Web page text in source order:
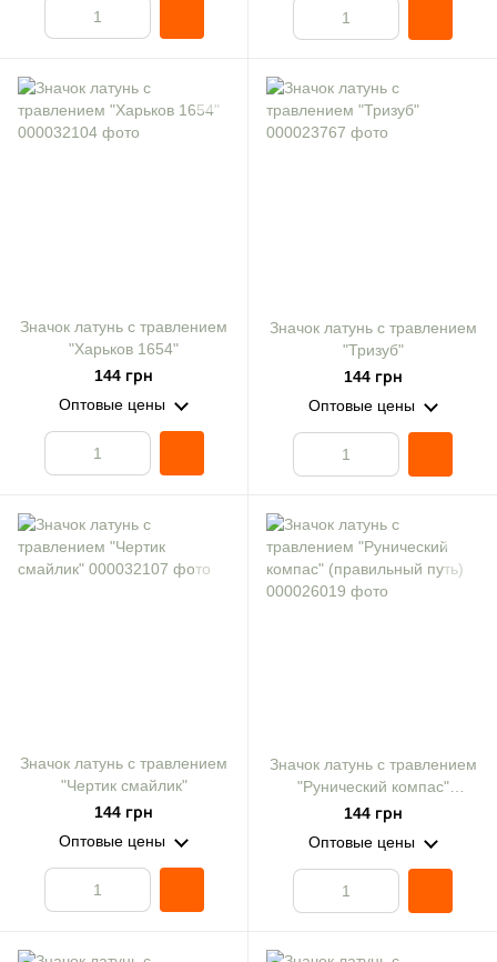
Значок латунь с травлением
"Харьков 1654"
144 грн
Оптовые цены
Значок латунь с травлением
"Тризуб"
144 грн
Оптовые цены
Значок латунь с травлением
"Чертик смайлик"
144 грн
Оптовые цены
Значок латунь с травлением
"Рунический компас"
(правильный путь)
144 грн
Оптовые цены